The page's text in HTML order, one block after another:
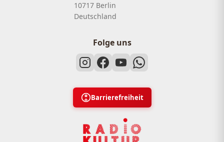
10717 Berlin
Deutschland
Folge uns
Barrierefreiheit